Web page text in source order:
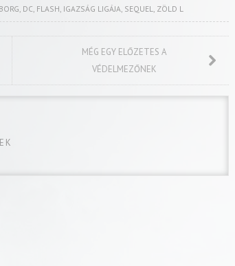
DC FLASH IGAZSÁG LIGÁJA SEQUEL ZÖLD L
MÉG EGY ELŐZETES A
VÉDELMEZŐNEK